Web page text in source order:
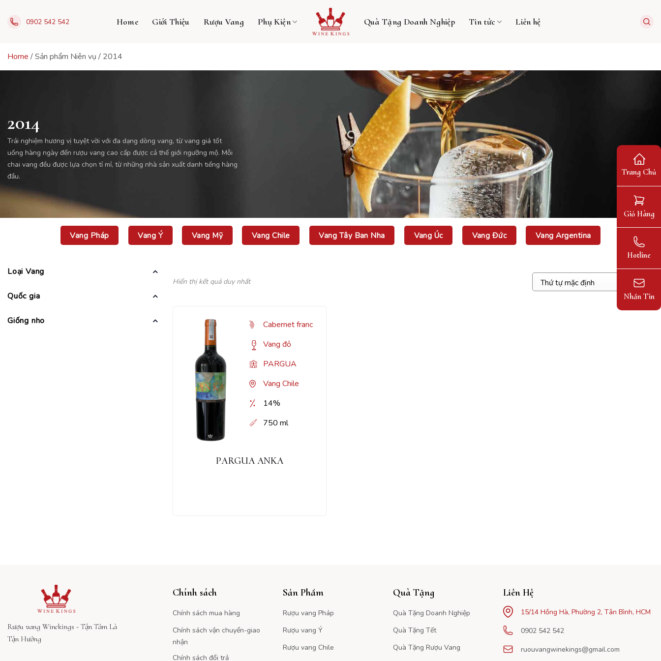
0902 542 542 Home Giới Thiệu Rượu Vang Phụ Kiện Quà Tặng Doanh Nghiệp Tin tức Liên hệ
Home /Sản phẩm Niên vụ / 2014
2014
Trải nghiệm hương vị tuyệt vời với đa dạng dòng vang, từ vang giá tốt
uống hàng ngày đến rượu vang cao cấp được cả thế giới ngưỡng mộ. Mỗi
chai vang đều được lựa chọn tỉ mỉ, từ những nhà sản xuất danh tiếng hàng
đầu.
Vang Pháp Vang Ý Vang Mỹ Vang Chile Vang Tây Ban Nha Vang Úc Vang Đức Vang Argentina
Loại Vang
Quốc gia
Giống nho
Hiển thị kết quả duy nhất
Cabernet franc
Vang đỏ
PARGUA
Vang Chile
14%
750 ml
PARGUA ANKA
Rượu vang Winekings - Tận Tâm Là
Tận Hưởng
Chính sách
Chính sách mua hàng
Chính sách vận chuyển-giao
nhận
Chính sách đổi trả
Sản Phẩm
Rượu vang Pháp
Rượu vang Ý
Rượu vang Chile
Quà Tặng
Quà Tặng Doanh Nghiệp
Quà Tặng Tết
Quà Tặng Rượu Vang
Liên Hệ
15/14 Hồng Hà, Phường 2, Tân Bình, HCM
0902 542 542
ruouvangwinekings@gmail.com
Trang Chủ
Giỏ Hàng
Hotline
Nhắn Tin